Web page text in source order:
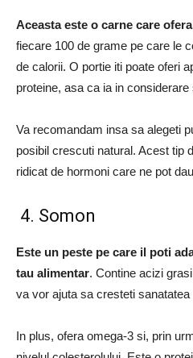
Aceasta este o carne care
fiecare 100 de grame pe care le
de calorii. O portie iti poate oferi
proteine, asa ca ia in considerare
Va recomandam insa sa alegeti
posibil crescuti natural. Acest tip
ridicat de hormoni care ne pot
4. Somon
Este un peste pe care il poti
tau alimentar. Contine acizi
va vor ajuta sa cresteti sanatatea
In plus, ofera omega-3 si, prin